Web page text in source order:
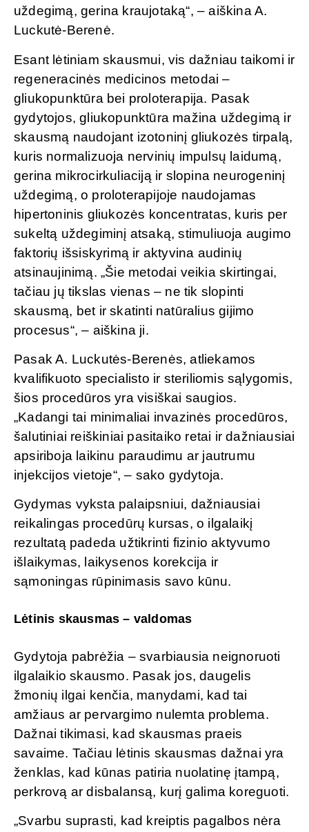
uždegimą, gerina kraujotaką“, – aiškina A.
Luckutė-Berenė.
Esant lėtiniam skausmui, vis dažniau taikomi ir
regeneracinės medicinos metodai –
gliukopunktūra bei proloterapija. Pasak
gydytojos, gliukopunktūra mažina uždegimą ir
skausmą naudojant izotoninį gliukozės tirpalą,
kuris normalizuoja nervinių impulsų laidumą,
gerina mikrocirkuliaciją ir slopina neurogeninį
uždegimą, o proloterapijoje naudojamas
hipertoninis gliukozės koncentratas, kuris per
sukeltą uždegiminį atsaką, stimuliuoja augimo
faktorių išsiskyrimą ir aktyvina audinių
atsinaujinimą. „Šie metodai veikia skirtingai,
tačiau jų tikslas vienas – ne tik slopinti
skausmą, bet ir skatinti natūralius gijimo
procesus“, – aiškina ji.
Pasak A. Luckutės-Berenės, atliekamos
kvalifikuoto specialisto ir steriliomis sąlygomis,
šios procedūros yra visiškai saugios.
„Kadangi tai minimaliai invazinės procedūros,
šalutiniai reiškiniai pasitaiko retai ir dažniausiai
apsiriboja laikinu paraudimu ar jautrumu
injekcijos vietoje“, – sako gydytoja.
Gydymas vyksta palaipsniui, dažniausiai
reikalingas procedūrų kursas, o ilgalaikį
rezultatą padeda užtikrinti fizinio aktyvumo
išlaikymas, laikysenos korekcija ir
sąmoningas rūpinimasis savo kūnu.
Lėtinis skausmas – valdomas
Gydytoja pabrėžia – svarbiausia neignoruoti
ilgalaikio skausmo. Pasak jos, daugelis
žmonių ilgai kenčia, manydami, kad tai
amžiaus ar pervargimo nulemta problema.
Dažnai tikimasi, kad skausmas praeis
savaime. Tačiau lėtinis skausmas dažnai yra
ženklas, kad kūnas patiria nuolatinę įtampą,
perkrovą ar disbalansą, kurį galima koreguoti.
„Svarbu suprasti, kad kreiptis pagalbos nėra